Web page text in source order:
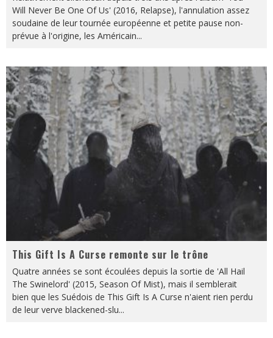
Will Never Be One Of Us' (2016, Relapse), l'annulation assez
soudaine de leur tournée européenne et petite pause non-
prévue à l'origine, les Américain...
This Gift Is A Curse remonte sur le trône
Quatre années se sont écoulées depuis la sortie de 'All Hail
The Swinelord' (2015, Season Of Mist), mais il semblerait
bien que les Suédois de This Gift Is A Curse n'aient rien perdu
de leur verve blackened-slu...